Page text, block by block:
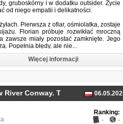
gruboskórny i w dodatku outsider. Życie
od niego empatii i delikatności.
Pierwsza z ofiar, ośmiolatka, zostaje
Florian próbuje rozwikłać mroczną
miały pozostać zamknięte. Jego
Popełnia błędy, ale nie...
Więcej informacji
Conway. Tom 2 (2025)
Ranking:
- -